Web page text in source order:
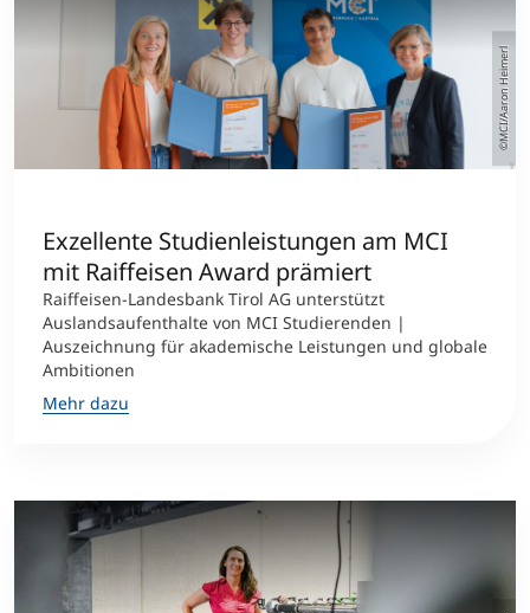
©MCI/Aaron Heimerl
Exzellente Studienleistungen am MCI
mit Raiffeisen Award prämiert
Raiffeisen-Landesbank Tirol AG unterstützt
Auslandsaufenthalte von MCI Studierenden |
Auszeichnung für akademische Leistungen und globale
Ambitionen
Mehr dazu